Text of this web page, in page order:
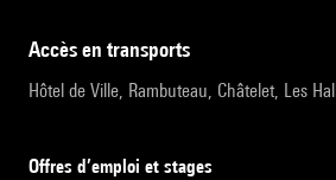
accès en transports
Hôtel de Ville, Rambuteau, Châtelet, Les
Offres d’emploi et stages